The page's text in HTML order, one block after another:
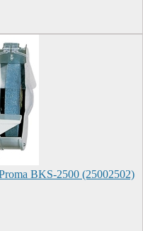
BKS-2500 (25002502)